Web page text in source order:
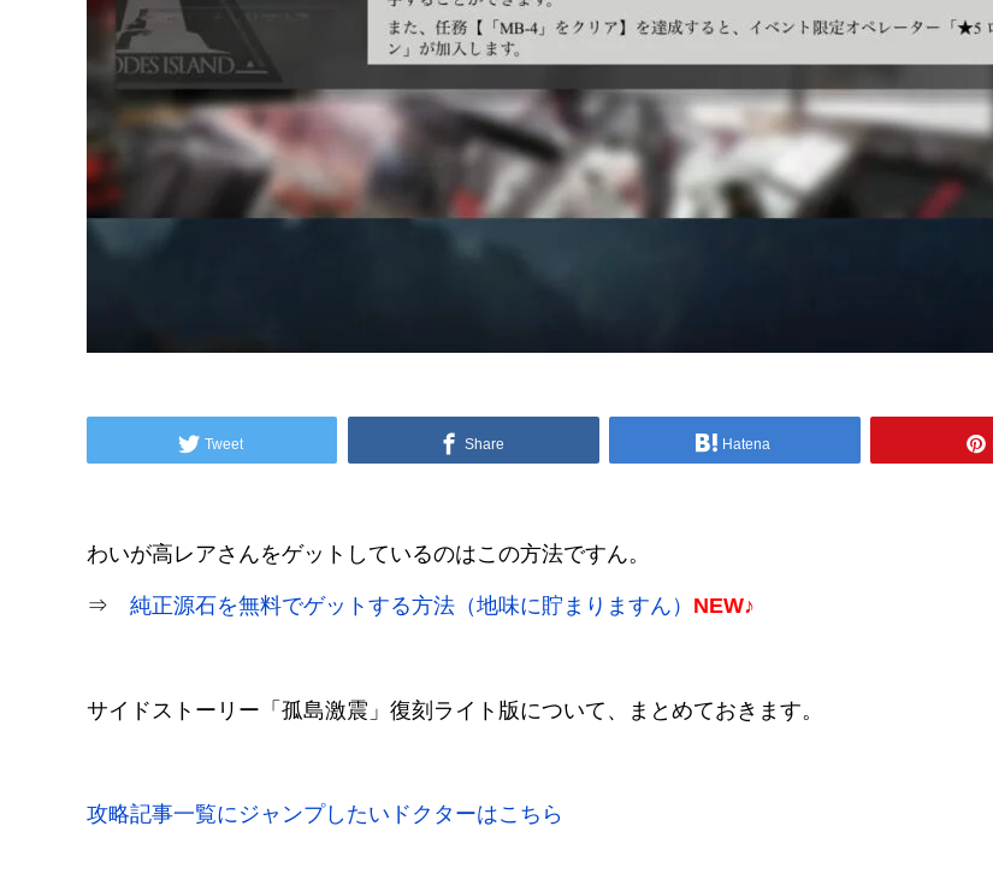
Tweet Share Hatena
わいが高レアさんをゲットしているのはこの方法ですん。
⇒ 純正源石を無料でゲットする方法（地味に貯まりますん） NEW♪
サイドストーリー「孤島激震」復刻ライト版について、まとめておきます。
攻略記事一覧にジャンプしたいドクターはこちら